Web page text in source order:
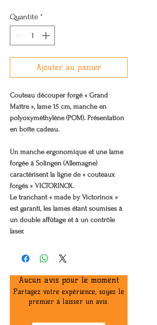
Quantité *
Ajouter au panier
Couteau découper forgé « Grand
Maître », lame 15 cm, manche en
polyoxyméthylène (POM). Présentation
en boîte cadeau.
Un manche ergonomique et une lame
forgée à Solingen (Allemagne)
caractérisent la ligne de « couteaux
forgés » VICTORINOX.
Le tranchant « made by Victorinox »
est garanti, les lames étant soumises à
un double affûtage et à un contrôle
laser.
Aucun avis pour le moment
Partagez votre expérience, soyez le
premier à laisser un avis.